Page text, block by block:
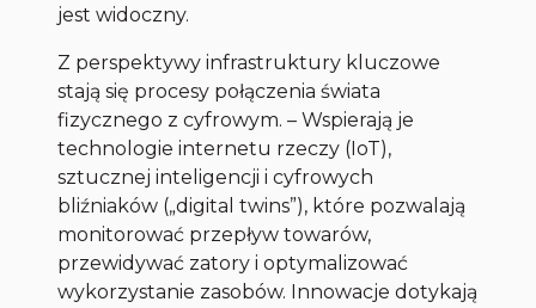
jest widoczny.
Z perspektywy infrastruktury kluczowe
stają się procesy połączenia świata
fizycznego z cyfrowym. – Wspierają je
technologie internetu rzeczy (IoT),
sztucznej inteligencji i cyfrowych
bliźniaków („digital twins”), które pozwalają
monitorować przepływ towarów,
przewidywać zatory i optymalizować
wykorzystanie zasobów. Innowacje dotykają